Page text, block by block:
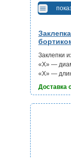
Заклепки
«Х» —
«Х» —
Доставка